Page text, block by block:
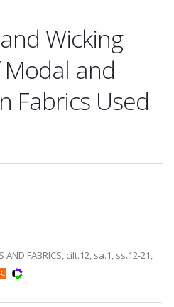
Wicking
and
Fabrics Used
AND FABRICS, cilt.12, sa.1, ss.12-21,